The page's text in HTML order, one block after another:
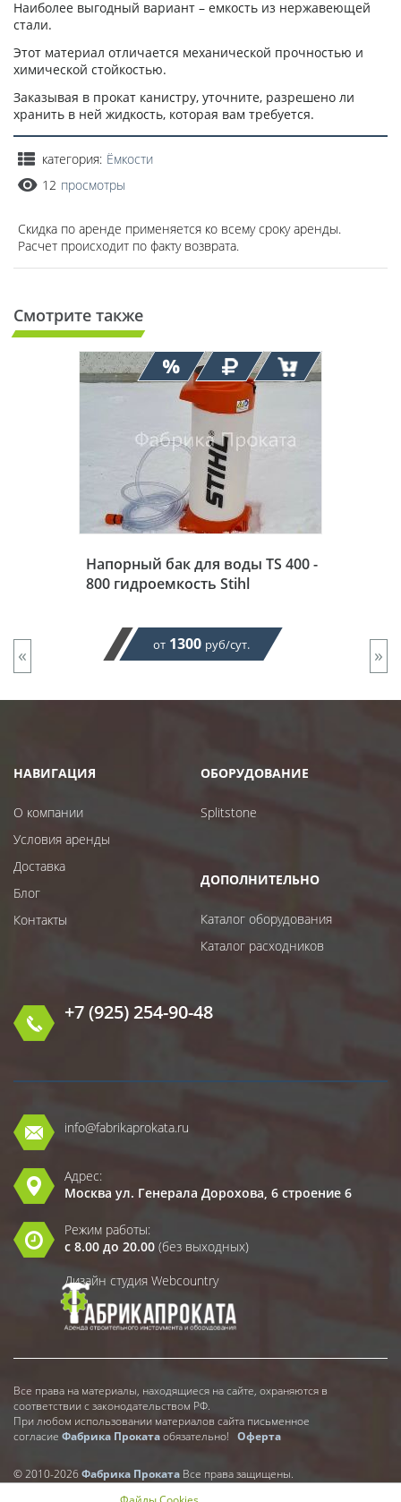
Наиболее выгодный вариант – емкость из нержавеющей
стали.
Этот материал отличается механической прочностью и
химической стойкостью.
Заказывая в прокат канистру, уточните, разрешено ли
хранить в ней жидкость, которая вам требуется.
категория: Ёмкости
12 просмотры
Скидка по аренде применяется ко всему сроку аренды.
Расчет происходит по факту возврата.
Смотрите также
Напорный бак для воды TS 400 -
800 гидроемкость Stihl
от 1300 руб/сут.
« »
НАВИГАЦИЯ
О компании
Условия аренды
Доставка
Блог
Контакты
ОБОРУДОВАНИЕ
Splitstone
ДОПОЛНИТЕЛЬНО
Каталог оборудования
Каталог расходников
+7 (925) 254-90-48
info@fabrikaprokata.ru
Адрес:
Москва ул. Генерала Дорохова, 6 строение 6
Режим работы:
с 8.00 до 20.00 (без выходных)
Дизайн студия Webcountry
Все права на материалы, находящиеся на сайте, охраняются в
соответствии с законодательством РФ.
При любом использовании материалов сайта письменное
согласие Фабрика Прокатаобязательно! Оферта
© 2010-2026Фабрика Проката Все права защищены.